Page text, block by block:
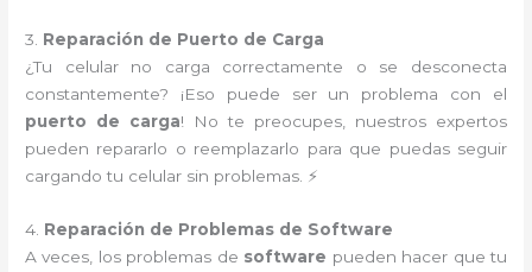
3. Reparación de Puerto de Carga
¿Tu celular no carga correctamente o se desconecta
constantemente? ¡Eso puede ser un problema con el
puerto de carga! No te preocupes, nuestros expertos
pueden repararlo o reemplazarlo para que puedas seguir
cargando tu celular sin problemas. ⚡
4. Reparación de Problemas de Software
A veces, los problemas de software pueden hacer que tu